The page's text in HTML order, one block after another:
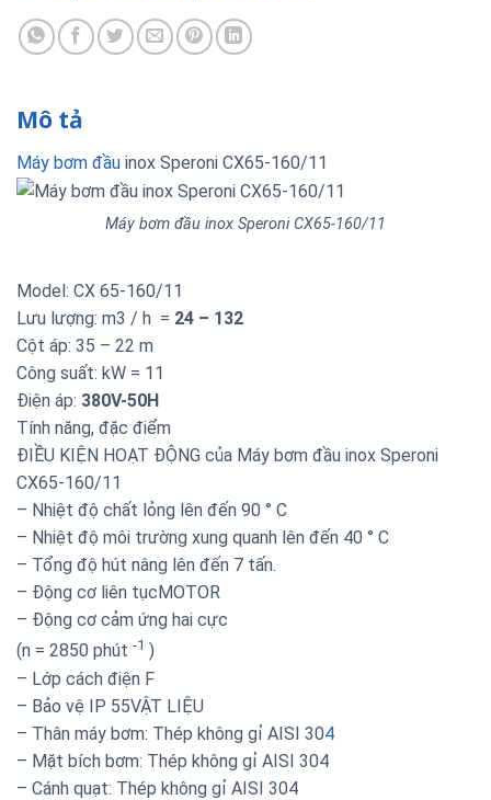
Mô tả
Máy bơm đầu inox Speroni CX65-160/11
Máy bơm đầu inox Speroni CX65-160/11
Model: CX 65-160/11
Lưu lượng: m3 / h = 24 – 132
Cột áp: 35 – 22 m
Công suất: kW = 11
Điện áp: 380V-50H
Tính năng, đặc điểm
ĐIỀU KIỆN HOẠT ĐỘNG của Máy bơm đầu inox Speroni
CX65-160/11
– Nhiệt độ chất lỏng lên đến 90 ° C
– Nhiệt độ môi trường xung quanh lên đến 40 ° C
– Tổng độ hút nâng lên đến 7 tấn.
– Động cơ liên tụcMOTOR
– Động cơ cảm ứng hai cực
(n = 2850 phút -1 )
– Lớp cách điện F
– Bảo vệ IP 55VẬT LIỆU
– Thân máy bơm: Thép không gỉ AISI 304
– Mặt bích bơm: Thép không gỉ AISI 304
– Cánh quạt: Thép không gỉ AISI 304